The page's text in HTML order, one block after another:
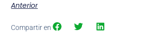
Anterior
Compartir en